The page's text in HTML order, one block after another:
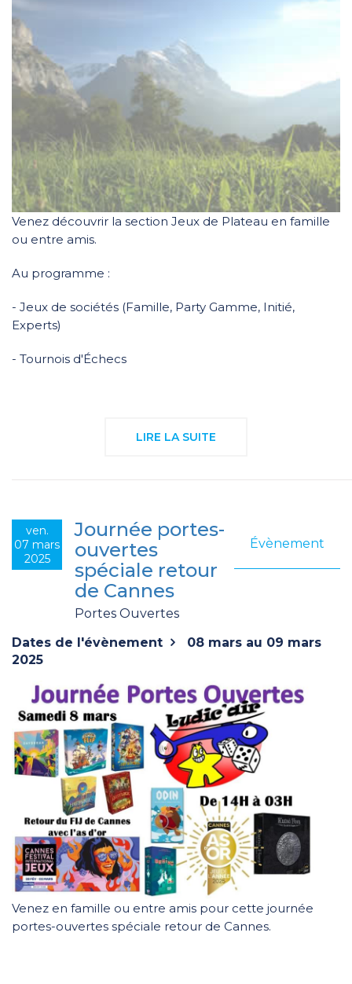
Venez découvrir la section Jeux de Plateau en famille
ou entre amis.
Au programme :
- Jeux de sociétés (Famille, Party Gamme, Initié,
Experts)
- Tournois d'Échecs
LIRE LA SUITE
ven.
07 mars
2025
Évènement
Journée portes-
ouvertes
spéciale retour
de Cannes
Portes Ouvertes
Dates de l'évènement
08 mars au 09 mars
2025
Venez en famille ou entre amis pour cette journée
portes-ouvertes spéciale retour de Cannes.